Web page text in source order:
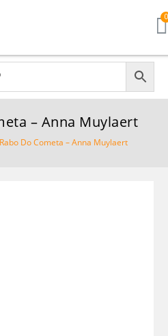
– Anna Muylaert
Do Cometa – Anna Muylaert